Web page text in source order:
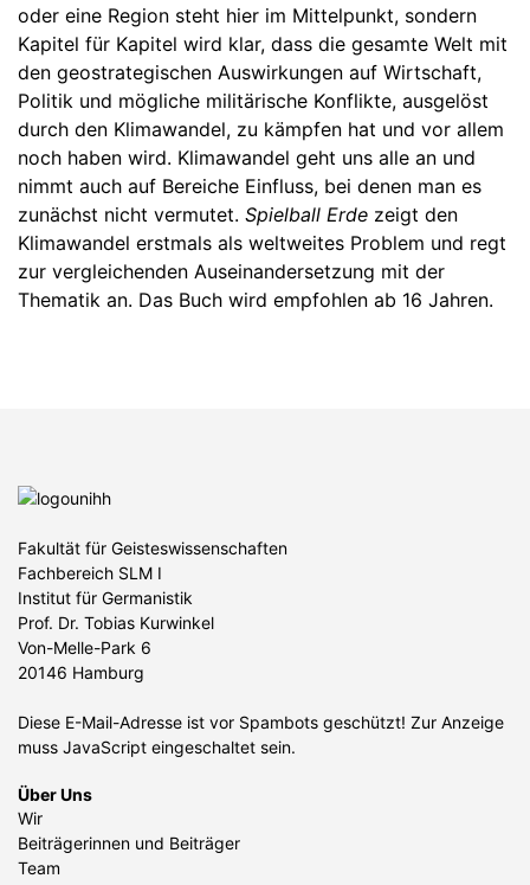
oder eine Region steht hier im Mittelpunkt, sondern
Kapitel für Kapitel wird klar, dass die gesamte Welt mit
den geostrategischen Auswirkungen auf Wirtschaft,
Politik und mögliche militärische Konflikte, ausgelöst
durch den Klimawandel, zu kämpfen hat und vor allem
noch haben wird. Klimawandel geht uns alle an und
nimmt auch auf Bereiche Einfluss, bei denen man es
zunächst nicht vermutet. Spielball Erde zeigt den
Klimawandel erstmals als weltweites Problem und regt
zur vergleichenden Auseinandersetzung mit der
Thematik an. Das Buch wird empfohlen ab 16 Jahren.
Fakultät für Geisteswissenschaften
Fachbereich SLM I
Institut für Germanistik
Prof. Dr. Tobias Kurwinkel
Von-Melle-Park 6
20146 Hamburg
Diese E-Mail-Adresse ist vor Spambots geschützt! Zur Anzeige
muss JavaScript eingeschaltet sein.
Über Uns
Wir
Beiträgerinnen und Beiträger
Team